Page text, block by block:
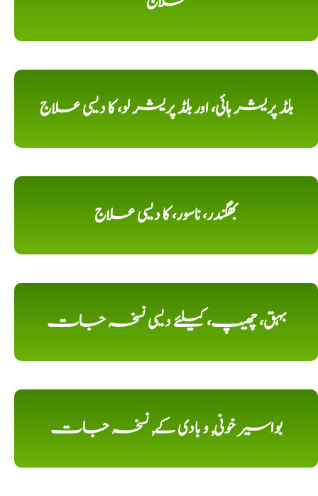
بلڈ پریشر ہائی، اور بلڈ پریشر لو، کا دیسی علاج
بھگندر، ناسور، کا دیسی علاج
بہق، چھیپ، کیلئے دیسی نسخہ جات
بواسیر خونی, و بادی کے, نسخہ جات